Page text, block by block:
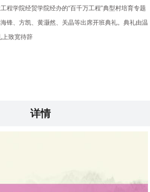
程学院经贸学院经办的“百千万工程”典型村培育专题
锋、方凯、黄灏然、关晶等出席开班典礼。典礼由温
上致宽待辞
详情